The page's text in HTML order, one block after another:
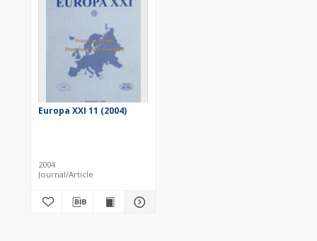
Europa XXI 11 (2004)
2004
Journal/Article